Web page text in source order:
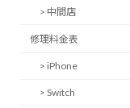
> 中間店
修理料金表
> iPhone
> Switch